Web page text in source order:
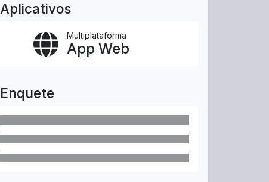
Aplicativos
Multiplataforma
App Web
Enquete